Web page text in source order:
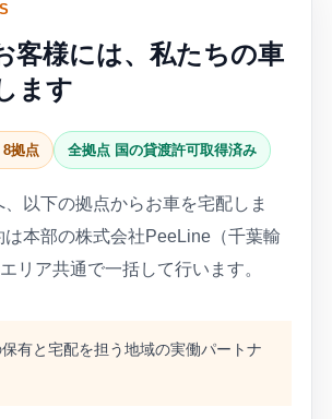
客様には、私たちの車
ます
拠点 全拠点 国の貸渡許可取得済み
以下の拠点からお車を宅配しま
本部の株式会社PeeLine（千葉輸
リア共通で一括して行います。
有と宅配を担う地域の実働パートナ